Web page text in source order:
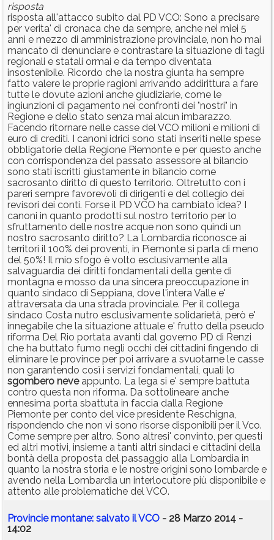
risposta
risposta all'attacco subito dal PD VCO: Sono a precisare
per verita' di cronaca che da sempre, anche nei miei 5
anni e mezzo di amministrazione provinciale, non ho mai
mancato di denunciare e contrastare la situazione di tagli
regionali e statali ormai e da tempo diventata
insostenibile. Ricordo che la nostra giunta ha sempre
fatto valere le proprie ragioni arrivando addirittura a fare
tutte le dovute azioni anche giudiziarie, come le
ingiunzioni di pagamento nei confronti dei "nostri" in
Regione e dello stato senza mai alcun imbarazzo.
Facendo ritornare nelle casse del VCO milioni e milioni di
euro di crediti. I canoni idrici sono stati inseriti nelle spese
obbligatorie della Regione Piemonte e per questo anche
con corrispondenza del passato assessore al bilancio
sono stati iscritti giustamente in bilancio come
sacrosanto diritto di questo territorio. Oltretutto con i
pareri sempre favorevoli di dirigenti e del collegio dei
revisori dei conti. Forse il PD VCO ha cambiato idea? I
canoni in quanto prodotti sul nostro territorio per lo
sfruttamento delle nostre acque non sono quindi un
nostro sacrosanto diritto? La Lombardia riconosce ai
territori il 100% dei proventi, in Piemonte si parla di meno
del 50%! Il mio sfogo è volto esclusivamente alla
salvaguardia dei diritti fondamentali della gente di
montagna e mosso da una sincera preoccupazione in
quanto sindaco di Seppiana, dove l'intera Valle e'
attraversata da una strada provinciale. Per il collega
sindaco Costa nutro esclusivamente solidarietà, però e'
innegabile che la situazione attuale e' frutto della pseudo
riforma Del Rio portata avanti dal governo PD di Renzi
che ha buttato fumo negli occhi dei cittadini fingendo di
eliminare le province per poi arrivare a svuotarne le casse
non garantendo così i servizi fondamentali, quali lo
sgombero neveappunto. La lega si e' sempre battuta
contro questa non riforma. Da sottolineare anche
ennesima porta sbattuta in faccia dalla Regione
Piemonte per conto del vice presidente Reschigna,
rispondendo che non vi sono risorse disponibili per il Vco.
Come sempre per altro. Sono altresi' convinto, per questi
ed altri motivi, insieme a tanti altri sindaci e cittadini della
bontà della proposta del passaggio alla Lombardia in
quanto la nostra storia e le nostre origini sono lombarde e
avendo nella Lombardia un interlocutore più disponibile e
attento alle problematiche del VCO.
Provincie montane: salvato il VCO - 28 Marzo 2014 -
14:02